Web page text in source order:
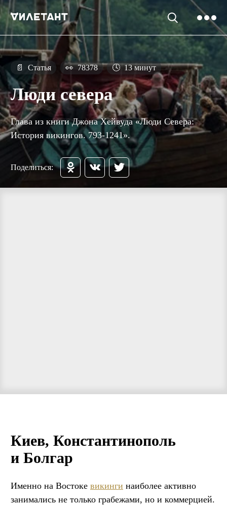
📄 Статья 👀 78378 🕓 13 минут
Люди севера
Глава из книги Джона Хейвуда «Люди Севера:
История викингов. 793-1241».
Поделиться:
Киев, Константинополь
и Болгар
Именно на Востоке викинги наиболее активно
занимались не только грабежами, но и коммерцией.